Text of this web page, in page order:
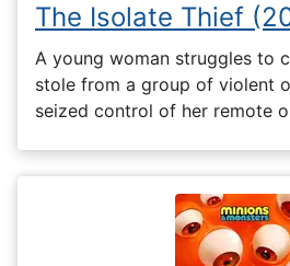
The Isolate Thief
A young woman struggles to
stole from a group of violent
seized control of her remote